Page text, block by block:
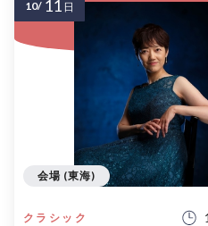
クラシック
会場 (東海)
10/ 11 日